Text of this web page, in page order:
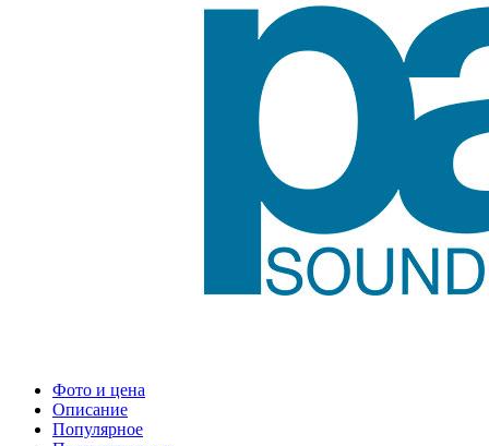
Фото и цена
Описание
Популярное